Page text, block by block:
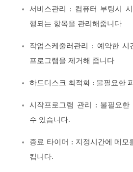
서비스관리 : 컴퓨터 부팅시
행되는 항목을 관리해줍니다
작업스케줄러관리 : 예약한 시
프로그램을 제거해 줍니다
하드디스크 최적화 : 불필요한
시작프로그램 관리 : 불필요한
수 있습니다.
종료 타이머 : 지정시간에 메모
킵니다.